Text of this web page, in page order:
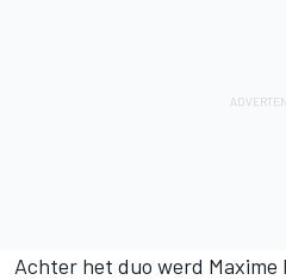
Achter het duo werd Maxime